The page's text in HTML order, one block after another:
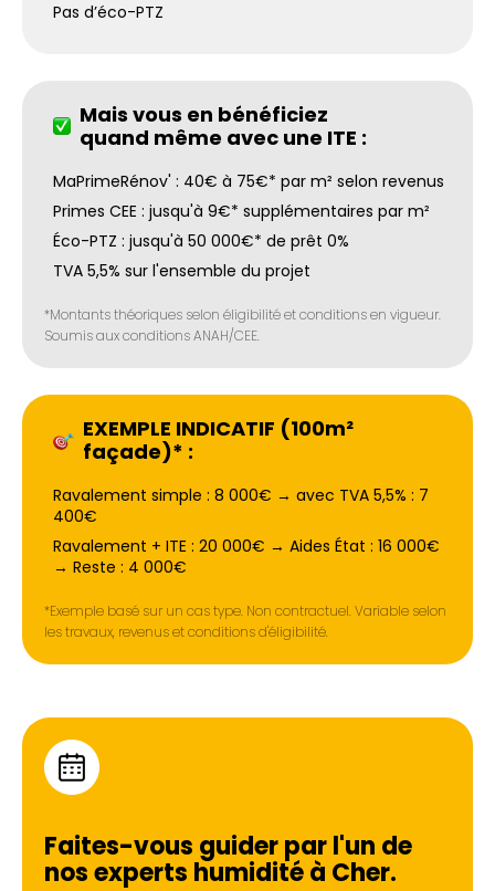
Pas d’éco-PTZ
Mais vous en bénéficiez
quand même avec une ITE :
MaPrimeRénov' : 40€ à 75€* par m² selon revenus
Primes CEE : jusqu'à 9€* supplémentaires par m²
Éco-PTZ : jusqu'à 50 000€* de prêt 0%
TVA 5,5% sur l'ensemble du projet
*Montants théoriques selon éligibilité et conditions en vigueur.
Soumis aux conditions ANAH/CEE.
EXEMPLE INDICATIF (100m²
façade)* :
Ravalement simple : 8 000€ → avec TVA 5,5% : 7
400€
Ravalement + ITE : 20 000€ → Aides État : 16 000€
→ Reste : 4 000€
*Exemple basé sur un cas type. Non contractuel. Variable selon
les travaux, revenus et conditions d'éligibilité.
Faites-vous guider par l'un de
nos experts humidité à Cher.